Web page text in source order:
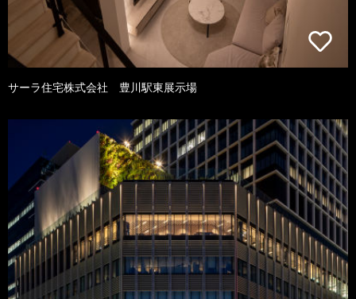
サーラ住宅株式会社 豊川駅東展示場